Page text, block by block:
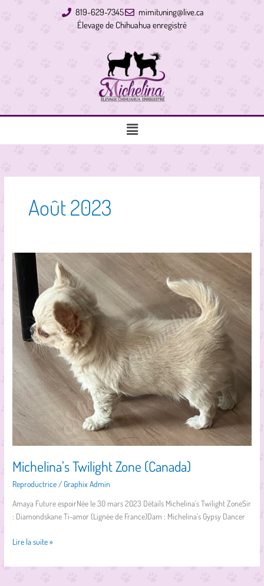
819-629-7345
mimituning@live.ca
Élevage de Chihuahua enregistré
Main
Menu
Août 2023
Michelina’s Twilight Zone (Canada)
Reproductrice / Graphix Admin
Amaya Future espoirNée le 30 mars 2023 Détails Michelina’s Twilight ZoneSir
: Diamondskane Ti-amor (Lignée de France)Dam : Michelina’s Gypsy Dancer
Michelina’s
Twilight
Zone
(Canada)
Lire la suite »